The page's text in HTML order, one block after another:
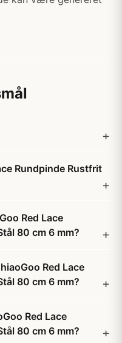
Rundpinde Rustfrit
Red Lace
80 cm 6 mm?
Red Lace
80 cm 6 mm?
Red Lace
80 cm 6 mm?